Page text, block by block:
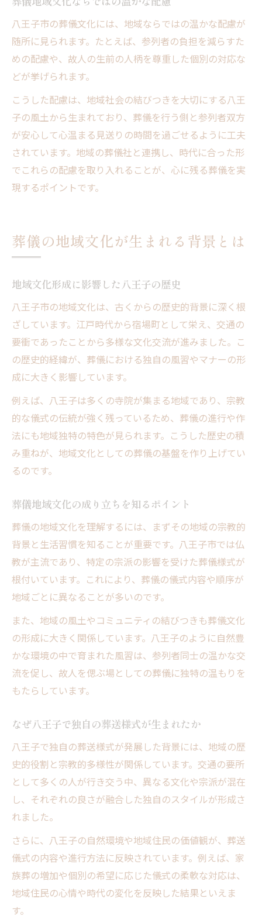
八王子市の葬儀文化には、地域ならではの温かな配慮が
随所に見られます。たとえば、参列者の負担を減らすた
めの配慮や、故人の生前の人柄を尊重した個別の対応な
どが挙げられます。
こうした配慮は、地域社会の結びつきを大切にする八王
子の風土から生まれており、葬儀を行う側と参列者双方
が安心して心温まる見送りの時間を過ごせるように工夫
されています。地域の葬儀社と連携し、時代に合った形
でこれらの配慮を取り入れることが、心に残る葬儀を実
現するポイントです。
葬儀の地域文化が生まれる背景とは
地域文化形成に影響した八王子の歴史
八王子市の地域文化は、古くからの歴史的背景に深く根
ざしています。江戸時代から宿場町として栄え、交通の
要衝であったことから多様な文化交流が進みました。こ
の歴史的経緯が、葬儀における独自の風習やマナーの形
成に大きく影響しています。
例えば、八王子は多くの寺院が集まる地域であり、宗教
的な儀式の伝統が強く残っているため、葬儀の進行や作
法にも地域独特の特色が見られます。こうした歴史の積
み重ねが、地域文化としての葬儀の基盤を作り上げてい
るのです。
葬儀地域文化の成り立ちを知るポイント
葬儀の地域文化を理解するには、まずその地域の宗教的
背景と生活習慣を知ることが重要です。八王子市では仏
教が主流であり、特定の宗派の影響を受けた葬儀様式が
根付いています。これにより、葬儀の儀式内容や順序が
地域ごとに異なることが多いのです。
また、地域の風土やコミュニティの結びつきも葬儀文化
の形成に大きく関係しています。八王子のように自然豊
かな環境の中で育まれた風習は、参列者同士の温かな交
流を促し、故人を偲ぶ場としての葬儀に独特の温もりを
もたらしています。
なぜ八王子で独自の葬送様式が生まれたか
八王子で独自の葬送様式が発展した背景には、地域の歴
史的役割と宗教的多様性が関係しています。交通の要所
として多くの人が行き交う中、異なる文化や宗派が混在
し、それぞれの良さが融合した独自のスタイルが形成さ
れました。
さらに、八王子の自然環境や地域住民の価値観が、葬送
儀式の内容や進行方法に反映されています。例えば、家
族葬の増加や個別の希望に応じた儀式の柔軟な対応は、
地域住民の心情や時代の変化を反映した結果といえま
す。